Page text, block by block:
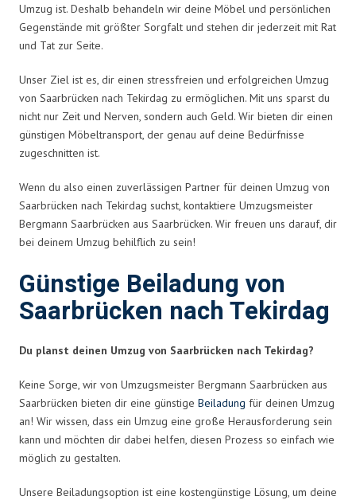
Umzug ist. Deshalb behandeln wir deine Möbel und persönlichen
Gegenstände mit größter Sorgfalt und stehen dir jederzeit mit Rat
und Tat zur Seite.
Unser Ziel ist es, dir einen stressfreien und erfolgreichen Umzug
von Saarbrücken nach Tekirdag zu ermöglichen. Mit uns sparst du
nicht nur Zeit und Nerven, sondern auch Geld. Wir bieten dir einen
günstigen Möbeltransport, der genau auf deine Bedürfnisse
zugeschnitten ist.
Wenn du also einen zuverlässigen Partner für deinen Umzug von
Saarbrücken nach Tekirdag suchst, kontaktiere Umzugsmeister
Bergmann Saarbrücken aus Saarbrücken. Wir freuen uns darauf, dir
bei deinem Umzug behilflich zu sein!
Günstige Beiladung von
Saarbrücken nach Tekirdag
Du planst deinen Umzug von Saarbrücken nach Tekirdag?
Keine Sorge, wir von Umzugsmeister Bergmann Saarbrücken aus
Saarbrücken bieten dir eine günstige Beiladung für deinen Umzug
an! Wir wissen, dass ein Umzug eine große Herausforderung sein
kann und möchten dir dabei helfen, diesen Prozess so einfach wie
möglich zu gestalten.
Unsere Beiladungsoption ist eine kostengünstige Lösung, um deine